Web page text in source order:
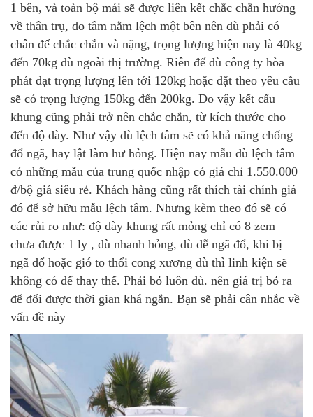
1 bên, và toàn bộ mái sẽ được liên kết chắc chắn hướng
về thân trụ, do tâm nằm lệch một bên nên dù phải có
chân đế chắc chắn và nặng, trọng lượng hiện nay là 40kg
đến 70kg dù ngoài thị trường. Riên đế dù công ty hòa
phát đạt trọng lượng lên tới 120kg hoặc đặt theo yêu cầu
sẽ có trọng lượng 150kg đến 200kg. Do vậy kết cấu
khung cũng phải trở nên chắc chắn, từ kích thước cho
đến độ dày. Như vậy dù lệch tâm sẽ có khả năng chống
đổ ngã, hay lật làm hư hỏng. Hiện nay mẫu dù lệch tâm
có những mẫu của trung quốc nhập có giá chỉ 1.550.000
đ/bộ giá siêu rẻ. Khách hàng cũng rất thích tài chính giá
đó để sở hữu mẫu lệch tâm. Nhưng kèm theo đó sẽ có
các rủi ro như: độ dày khung rất mỏng chỉ có 8 zem
chưa được 1 ly , dù nhanh hỏng, dù dễ ngã đổ, khi bị
ngã đổ hoặc gió to thổi cong xương dù thì linh kiện sẽ
không có để thay thế. Phải bỏ luôn dù. nên giá trị bỏ ra
để đổi được thời gian khá ngắn. Bạn sẽ phải cân nhắc về
vấn đề này